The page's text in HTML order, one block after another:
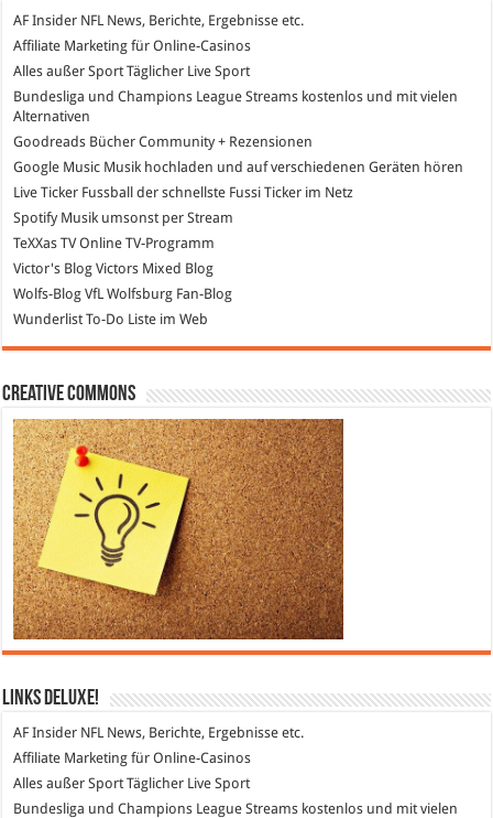
AF Insider NFL News, Berichte, Ergebnisse etc.
Affiliate Marketing für Online-Casinos
Alles außer SportTäglicher Live Sport
Bundesliga und Champions League Streams kostenlos und mit vielen
Alternativen
Goodreads Bücher Community + Rezensionen
Google Music Musik hochladen und auf verschiedenen Geräten hören
Live Ticker Fussball
der schnellste Fussi Ticker im Netz
SpotifyMusik umsonst per Stream
TeXXas TVOnline TV-Programm
Victor's Blog Victors Mixed Blog
Wolfs-Blog VfL Wolfsburg Fan-Blog
WunderlistTo-Do Liste im Web
Creative Commons
Links DeLuXe!
AF Insider NFL News, Berichte, Ergebnisse etc.
Affiliate Marketing für Online-Casinos
Alles außer Sport Täglicher Live Sport
Bundesliga und Champions League Streams kostenlos und mit vielen